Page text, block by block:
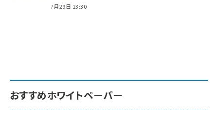
7月29日 13:30
おすすめホワイトペーパー